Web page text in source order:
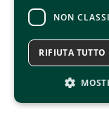
NON
RIFIUTA TUTTO